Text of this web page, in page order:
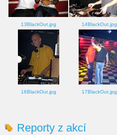
13BlackOut.jpg 14BlackOut.jpg
16BlackOut.jpg 17BlackOut.jpg
Reporty z akcí